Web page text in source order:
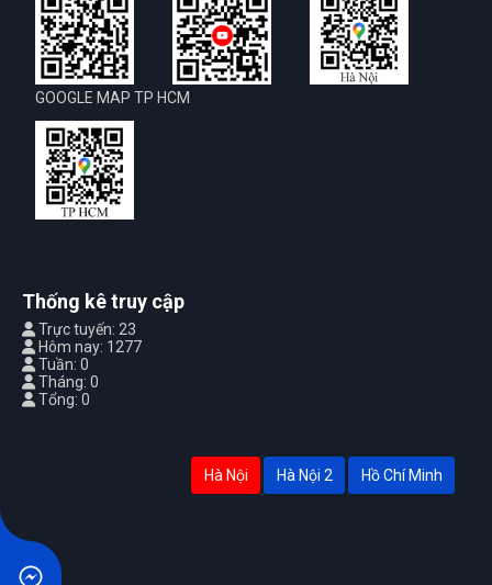
GOOGLE MAP TP HCM
Thống kê truy cập
Trực tuyến: 23
Hôm nay: 1277
Tuần: 0
Tháng: 0
Tổng: 0
Hà Nội Hà Nội 2 Hồ Chí Minh